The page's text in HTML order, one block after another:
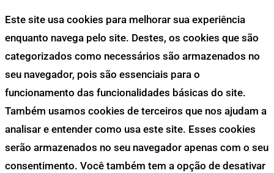
Este site usa cookies para melhorar sua experiência
enquanto navega pelo site. Destes, os cookies que são
categorizados como necessários são armazenados no
seu navegador, pois são essenciais para o
funcionamento das funcionalidades básicas do site.
Também usamos cookies de terceiros que nos ajudam a
analisar e entender como usa este site. Esses cookies
serão armazenados no seu navegador apenas com o seu
consentimento. Você também tem a opção de desativar